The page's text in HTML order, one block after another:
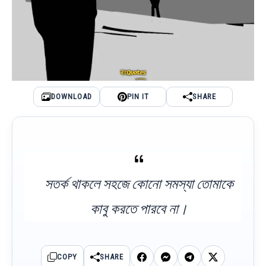
DOWNLOAD PIN IT SHARE
সতর্ক থাকলে সহজে কোনো সমস্যা তোমাকে
কাবু করতে পারবে না।
COPY SHARE